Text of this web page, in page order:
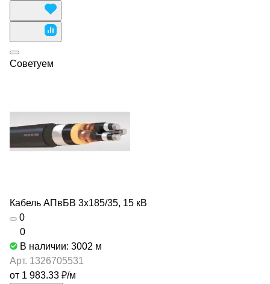
Советуем
Кабель АПвБВ 3х185/35, 15 кВ
0
0
В наличии: 3002 м
Арт. 1326705531
от 1 983.33 ₽/м